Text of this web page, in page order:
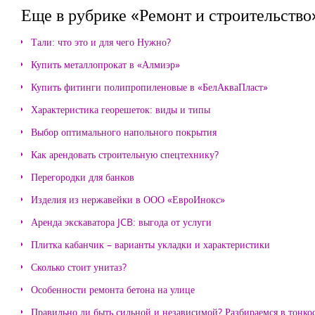
Еще в рубрике «Ремонт и
Тали: что это и для чего Нужно?
Купить металлопрокат в «Алмиэр»
Купить фитинги полипропиленовые в «БелАкваПласт»
Характеристика георешеток: виды и типы
Выбор оптимального напольного покрытия
Как арендовать строительную спецтехнику?
Перегородки для банков
Изделия из нержавейки в ООО «ЕвроИнокс»
Аренда экскаватора JCB: выгода от услуги
Плитка кабанчик – варианты укладки и характеристики
Сколько стоит унитаз?
Особенности ремонта бетона на улице
Правильно ли быть сильной и независимой? Разбираемся в